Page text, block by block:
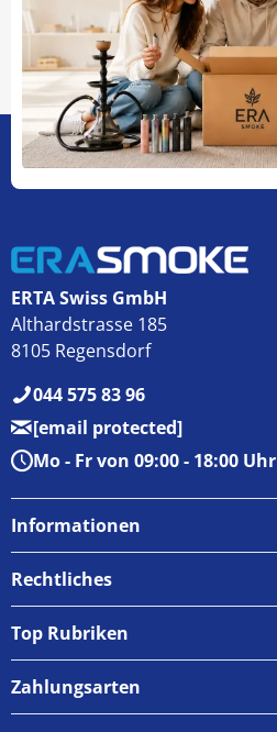
ERTA Swiss GmbH
Althardstrasse 185
8105 Regensdorf
044 575 83 96
[email protected]
Mo - Fr von 09:00 - 18:00 Uhr
Informationen
Über uns
Zahlungsarten
Versand & Abholung
Rechtliches
AGB
Widerrufsrecht
Top Rubriken
Zahlungsarten